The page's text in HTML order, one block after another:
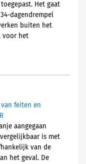
Het gaat
dagendrempel
buiten het
voor het
van feiten en
aangegaan
is met
van de
het geval. De